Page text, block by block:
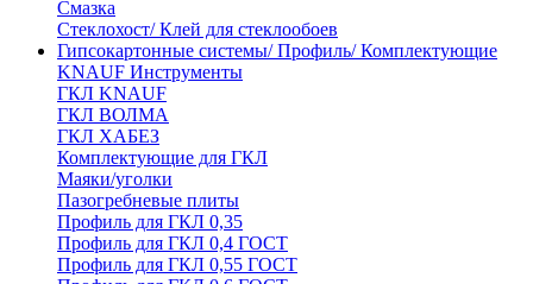
Смазка
Стеклохост/ Клей для стеклообоев
Гипсокартонные системы/ Профиль/ Комплектующие
KNAUF Инструменты
ГКЛ KNAUF
ГКЛ ВОЛМА
ГКЛ ХАБЕЗ
Комплектующие для ГКЛ
Маяки/уголки
Пазогребневые плиты
Профиль для ГКЛ 0,35
Профиль для ГКЛ 0,4 ГОСТ
Профиль для ГКЛ 0,55 ГОСТ